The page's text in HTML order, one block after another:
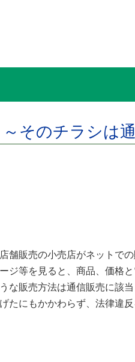
そのチラシは
販売の小売店がネットで
ジ等を見ると、商品、価格
な販売方法は通信販売に該
にもかかわらず、法律違